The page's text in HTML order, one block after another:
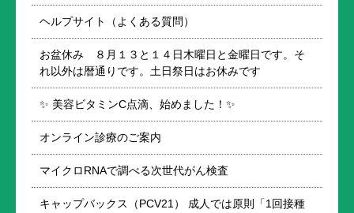
ヘルプサイト（よくある質問）
お盆休み ８月１３と１４日木曜日と金曜日です。そ
れ以外は暦通りです。土日祭日はお休みです
✨ 美容ビタミンC点滴、始めました！✨
オンライン診療のご案内
マイクロRNAで調べる次世代がん検査
キャップバックス（PCV21） 成人では原則「1回接種